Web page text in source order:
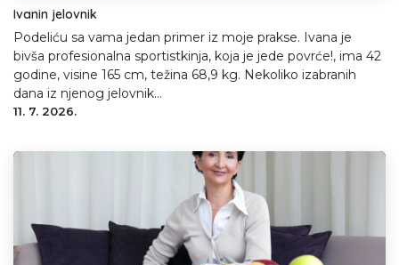
Ivanin jelovnik
Podeliću sa vama jedan primer iz moje prakse. Ivana je
bivša profesionalna sportistkinja, koja je jede povrće!, ima 42
godine, visine 165 cm, težina 68,9 kg. Nekoliko izabranih
dana iz njenog jelovnik...
11. 7. 2026.